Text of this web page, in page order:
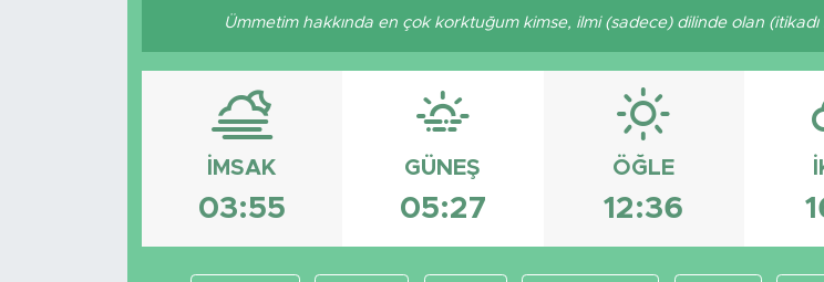
Ümmetim hakkında en çok korktuğum kimse, ilmi (sadece) dilinde olan
İMSAK
03:55
GÜNEŞ
05:27
ÖĞLE
12:36